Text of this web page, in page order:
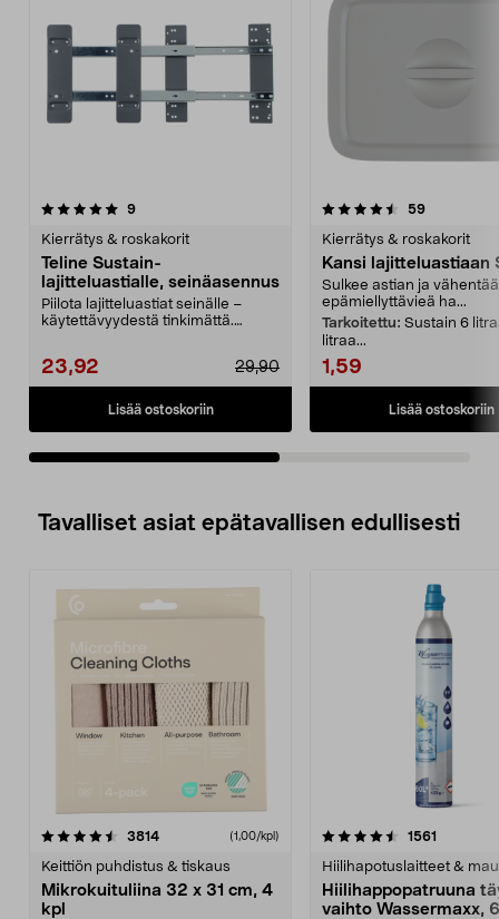
9arvostelut
Kierrätys & roskakorit
Teline Sustain-
lajitteluastialle, seinäasennus
Piilota lajitteluastiat seinälle –
käytettävyydestä tinkimättä.
29,90
23,92
Lisää ostoskoriin
4.5viidestä
59arvostelut
Kierrätys & roskakorit
Kansi lajitteluastiaan
Sulkee astian ja vähentää
epämiellyttävieä ha...
Tarkoitettu: Sustain 6
litraa...
1,59
Lisää ostoskoriin
4.5viidestä
Tavalliset asiat epätavallisen edullisesti
3814arvostelut (1,00/kpl)
Keittiön puhdistus & tiskaus
Mikrokuituliina 32 x 31 cm, 4
kpl
4.5viidestä
1561
Hiilihapotuslaitteet &
Hiilihappopatruuna
vaihto Wassermaxx,
4.5viidestä